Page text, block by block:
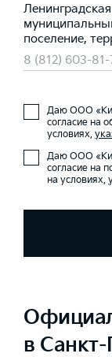
поселение,
8 (812) 603-81-
Даю ООО
согласие на
условиях,
Даю ООО
согласие на
на условиях,
в